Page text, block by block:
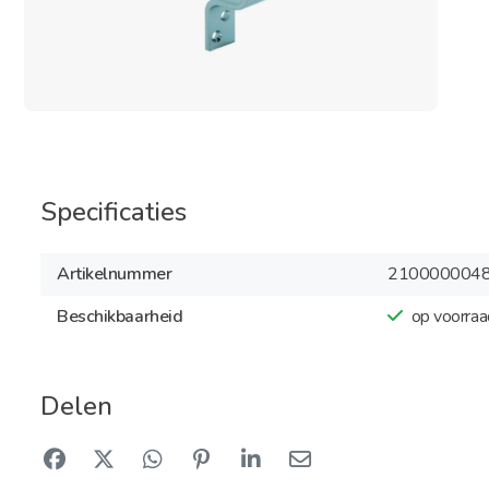
Specificaties
Artikelnummer
Beschikbaarheid
op
Delen